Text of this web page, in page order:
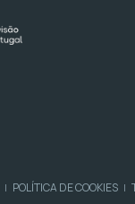
| POLÍTICA DE COOKIES |